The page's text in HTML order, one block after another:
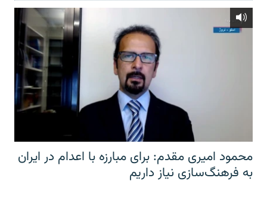
محمود امیری مقدم: برای مبارزه با اعدام در ایران
به فرهنگ‌سازی نیاز داریم